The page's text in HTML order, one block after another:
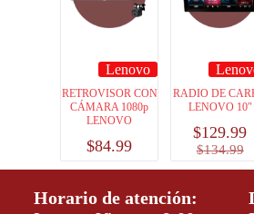
Lenovo
RETROVISOR CON
CÁMARA 1080p
LENOVO
$84.99
RADIO DE
LENOVO 10″
$134.99
$129.99
Horario de atención: